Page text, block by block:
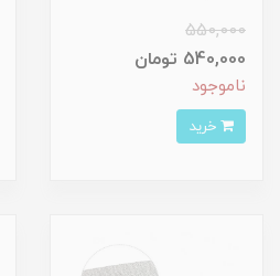
550,000
540,000 تومان
ناموجود